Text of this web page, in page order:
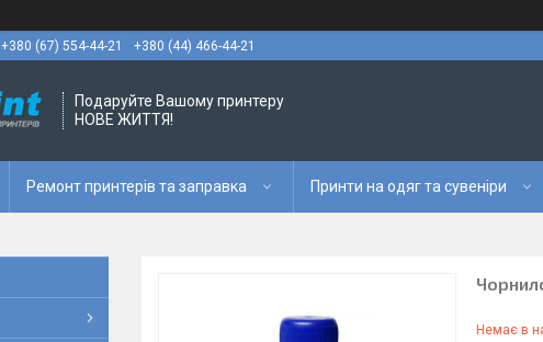
+380 (67) 554-44-21 +380 (44) 466-44-21
Подаруйте Вашому принтеру
НОВЕ ЖИТТЯ!
Ремонт принтерів та заправка Принти на одяг та сувеніри
Немає в